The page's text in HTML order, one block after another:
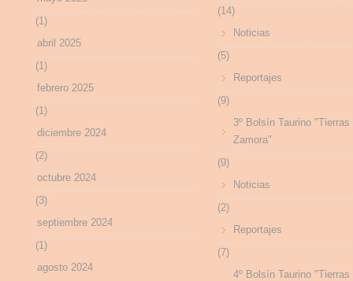
(1)
abril 2025
(1)
febrero 2025
(1)
diciembre 2024
(2)
octubre 2024
(3)
septiembre 2024
(1)
agosto 2024
(14)
Noticias
(5)
Reportajes
(9)
3º Bolsín Taurino "Tierras
Zamora"
(9)
Noticias
(2)
Reportajes
(7)
4º Bolsín Taurino "Tierras